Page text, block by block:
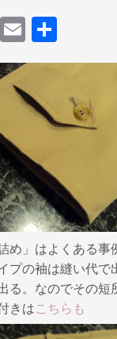
Li E
m
ail
有
め」はよくある
プの袖は縫い代
る。なのでその
きはこちらも